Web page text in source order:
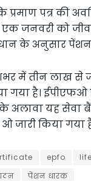
प्रमाण पत्र की
जनवरी को
के अनुसार
में तीन लाख से
गया है।
यह सेवा
ओ जारी किया
epfo
पेंशन धारक